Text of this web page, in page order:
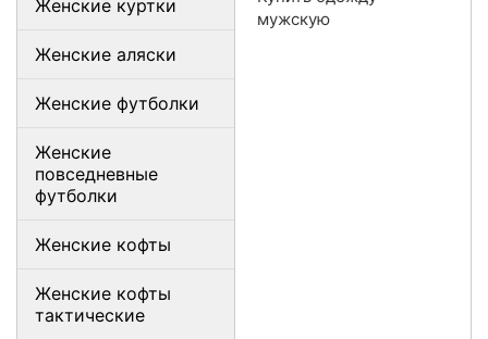
Женские куртки
Женские аляски
Женские футболки
Женские
повседневные
футболки
Женские кофты
Женские кофты
тактические
мужскую